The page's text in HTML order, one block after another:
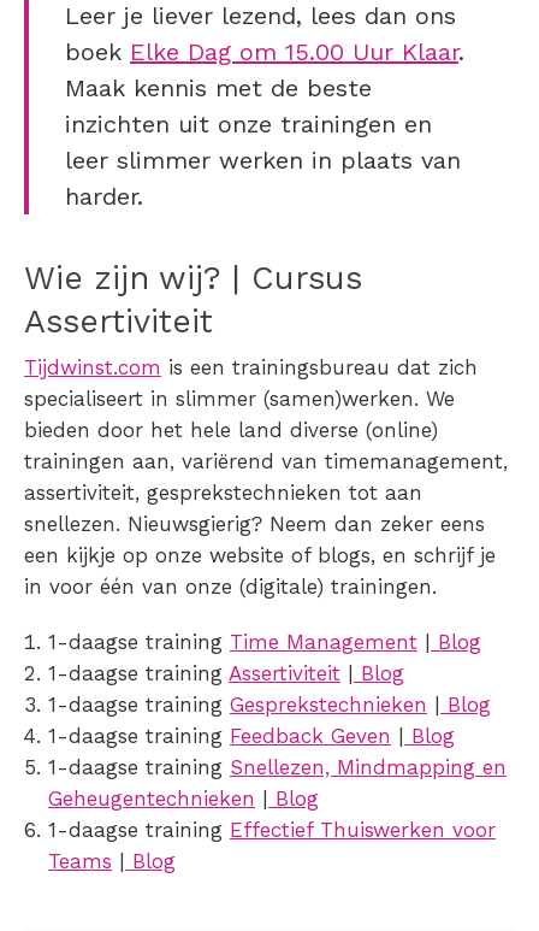
Leer je liever lezend, lees dan ons
boek Elke Dag om 15.00 Uur Klaar.
Maak kennis met de beste
inzichten uit onze trainingen en
leer slimmer werken in plaats van
harder.
Wie zijn wij? | Cursus
Assertiviteit
Tijdwinst.com is een trainingsbureau dat zich
specialiseert in slimmer (samen)werken. We
bieden door het hele land diverse (online)
trainingen aan, variërend van timemanagement,
assertiviteit, gesprekstechnieken tot aan
snellezen. Nieuwsgierig? Neem dan zeker eens
een kijkje op onze website of blogs, en schrijf je
in voor één van onze (digitale) trainingen.
1-daagse training Time Management
Blog
1-daagse training Assertiviteit
Blog
1-daagse training Gesprekstechnieken
Blog
1-daagse training Feedback Geven
Blog
1-daagse training Snellezen, Mindmapping en
Geheugentechnieken
Blog
1-daagse training Effectief Thuiswerken voor
Teams
Blog